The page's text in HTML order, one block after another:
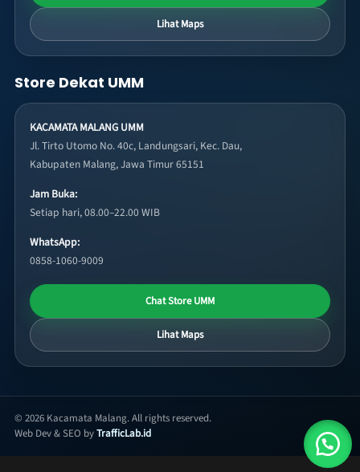
Lihat Maps
Store Dekat UMM
KACAMATA MALANG UMM
Jl. Tirto Utomo No. 40c, Landungsari, Kec. Dau,
Kabupaten Malang, Jawa Timur 65151
Jam Buka:
Setiap hari, 08.00–22.00 WIB
WhatsApp:
0858-1060-9009
Chat Store UMM
Lihat Maps
© 2026 Kacamata Malang. All rights reserved.
Web Dev & SEO byTrafficLab.id